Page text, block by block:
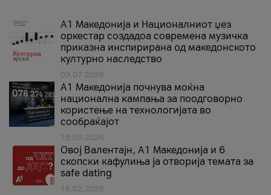
А1 Македонија и Националниот џез
оркестар создадоа современа музичка
приказна инспирирана од македонското
културно наследство
03.07.2026
A1 Македонија почнува моќна
национална кампања за поодговорно
користење на технологијата во
сообраќајот
18.05.2026
Овој Валентајн, A1 Македонија и 6
скопски кафулиња ја отворија темата за
safe dating
16.02.2026